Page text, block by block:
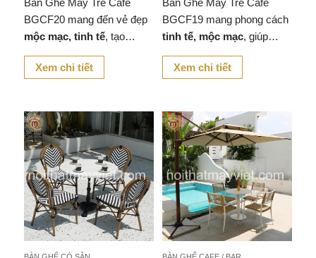
BGCF20 mang đến vẻ đẹp
mộc mạc, tinh tế, tạo
không gianấm cúng, gần
gũi với thiên nhiên
Xem chi tiết
BGCF19 mang phong cách
tinh tế, mộc mạc, giúp
không gian quán cafe, nhà
hàng hay góc thư giãn tại
Xem chi tiết